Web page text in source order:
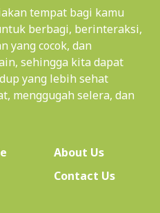
tempat bagi kamu
berbagi, berinteraksi,
yang cocok, dan
sehingga kita dapat
yang lebih sehat
menggugah selera, dan
About Us(current)
Contact Us